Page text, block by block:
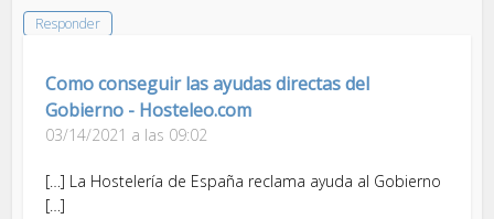
Responder
Como conseguir las ayudas directas del
Gobierno - Hosteleo.com
03/14/2021 a las 09:02
[…] La Hostelería de España reclama ayuda al Gobierno
[…]